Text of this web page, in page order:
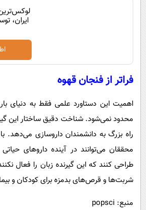
ایران،
فراتر از فنجان قهوه
اهمیت این دستاورد علمی فقط به دنیای
محدود نمی‌شود. شناخت دقیق ساختار این
راه بزرگ به دانشمندان داروسازی می‌دهد. با
محققان می‌توانند در آینده داروهای
طراحی کنند که این گیرنده زبان را فعال
شربت‌ها و قرص‌های بدمزه برای کودکان و
منبع: popsci